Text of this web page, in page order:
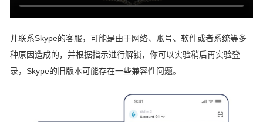
并联系Skype的客服，可能是由于网络、账号、软件或者系统等多
种原因造成的，并根据指示进行解锁，你可以实验稍后再实验登
录，Skype的旧版本可能存在一些兼容性问题。